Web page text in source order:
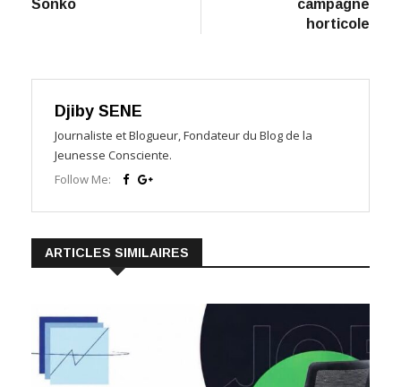
Sonko
campagne
horticole
Djiby SENE
Journaliste et Blogueur, Fondateur du Blog de la
Jeunesse Consciente.
Follow Me:
ARTICLES SIMILAIRES